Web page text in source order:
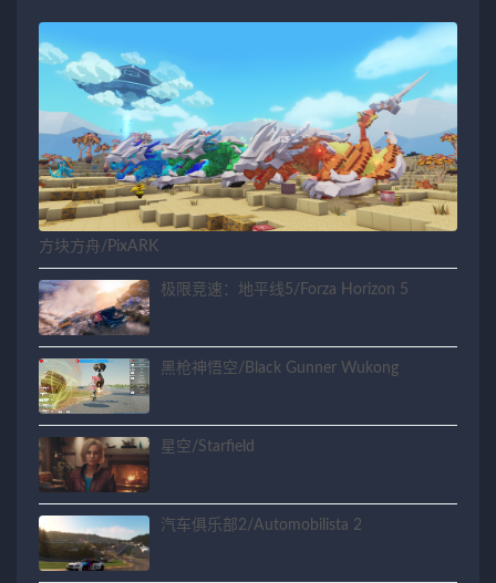
方块方舟/PixARK
极限竞速：地平线5/Forza Horizon 5
黑枪神悟空/Black Gunner Wukong
星空/Starfield
汽车俱乐部2/Automobilista 2